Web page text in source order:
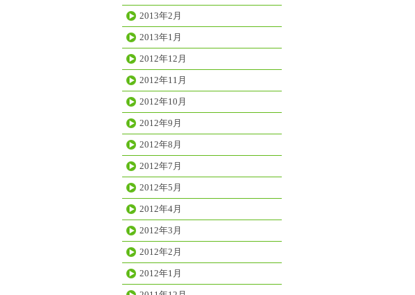
2013年2月
2013年1月
2012年12月
2012年11月
2012年10月
2012年9月
2012年8月
2012年7月
2012年5月
2012年4月
2012年3月
2012年2月
2012年1月